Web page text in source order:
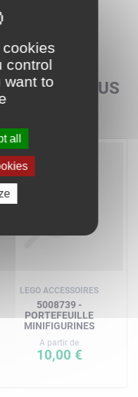
AUSSI VOUS
LEGO ACCESSOIRES
5008739 -
PORTEFEUILLE
MINIFIGURINES
A partir de
10,00 €
control
want to
all